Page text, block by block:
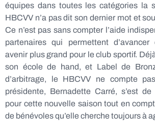
équipes dans toutes les catégories la
HBCVV n’a pas dit son dernier mot et
Ce n’est pas sans compter l’aide
partenaires qui permettent d’avancer
avenir plus grand pour le club sportif.
son école de hand, et Label de
d’arbitrage, le HBCVV ne compte
présidente, Bernadette Carré, s’est
pour cette nouvelle saison tout en
de bénévoles qu’elle cherche toujours à